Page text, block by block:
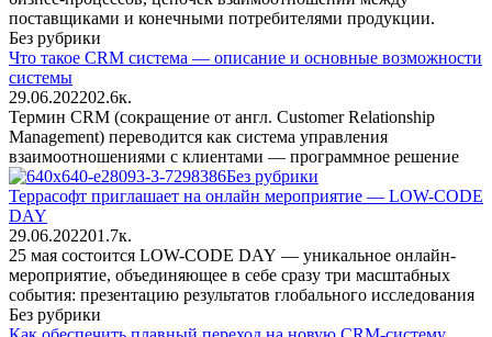
поставщиками и конечными потребителями продукции.
Без рубрики
Что такое CRM система — описание и основные возможности
системы
29.06.202202.6к.
Термин CRM (сокращение от англ. Customer Relationship
Management) переводится как система управления
взаимоотношениями с клиентами — программное решение
Без рубрики
Террасофт приглашает на онлайн мероприятие — LOW-CODE
DAY
29.06.202201.7к.
25 мая состоится LOW-CODE DAY — уникальное онлайн-
мероприятие, объединяющее в себе сразу три масштабных
события: презентацию результатов глобального исследования
Без рубрики